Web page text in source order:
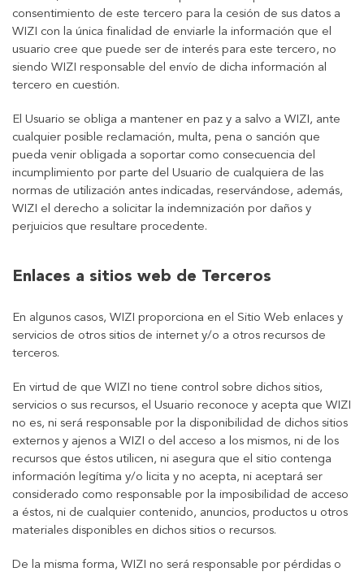
consentimiento de este tercero para la cesión de sus datos a
WIZI con la única finalidad de enviarle la información que el
usuario cree que puede ser de interés para este tercero, no
siendo WIZI responsable del envío de dicha información al
tercero en cuestión.
El Usuario se obliga a mantener en paz y a salvo a WIZI, ante
cualquier posible reclamación, multa, pena o sanción que
pueda venir obligada a soportar como consecuencia del
incumplimiento por parte del Usuario de cualquiera de las
normas de utilización antes indicadas, reservándose, además,
WIZI el derecho a solicitar la indemnización por daños y
perjuicios que resultare procedente.
Enlaces a sitios web de Terceros
En algunos casos, WIZI proporciona en el Sitio Web enlaces y
servicios de otros sitios de internet y/o a otros recursos de
terceros.
En virtud de que WIZI no tiene control sobre dichos sitios,
servicios o sus recursos, el Usuario reconoce y acepta que WIZI
no es, ni será responsable por la disponibilidad de dichos sitios
externos y ajenos a WIZI o del acceso a los mismos, ni de los
recursos que éstos utilicen, ni asegura que el sitio contenga
información legítima y/o licita y no acepta, ni aceptará ser
considerado como responsable por la imposibilidad de acceso
a éstos, ni de cualquier contenido, anuncios, productos u otros
materiales disponibles en dichos sitios o recursos.
De la misma forma, WIZI no será responsable por pérdidas o